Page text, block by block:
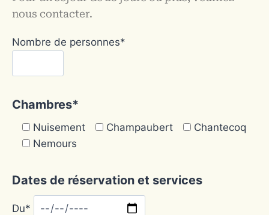
nous contacter.
Nombre de personnes*
Chambres*
Nuisement Champaubert
Chantecoq
Nemours
Dates de réservation et services
Du*